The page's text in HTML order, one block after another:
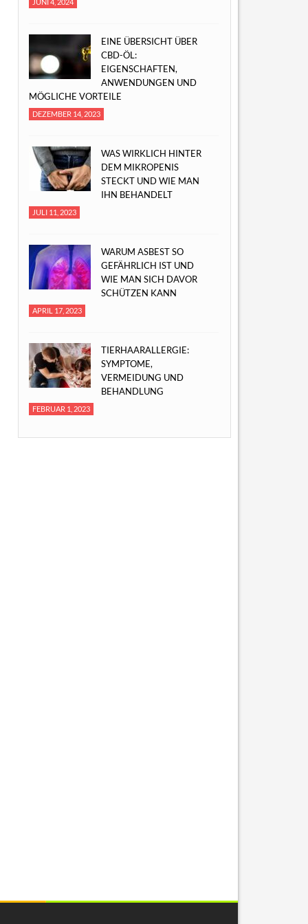
EINE ÜBERSICHT ÜBER
CBD-ÖL:
EIGENSCHAFTEN,
ANWENDUNGEN UND
MÖGLICHE VORTEILE
DEZEMBER 14, 2023
WAS WIRKLICH HINTER
DEM MIKROPENIS
STECKT UND WIE MAN
IHN BEHANDELT
JULI 11, 2023
WARUM ASBEST SO
GEFÄHRLICH IST UND
WIE MAN SICH DAVOR
SCHÜTZEN KANN
APRIL 17, 2023
TIERHAARALLERGIE:
SYMPTOME,
VERMEIDUNG UND
BEHANDLUNG
FEBRUAR 1, 2023